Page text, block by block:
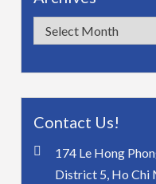
Archives
Contact Us!
174 Le Hong
District 5, Ho Chi